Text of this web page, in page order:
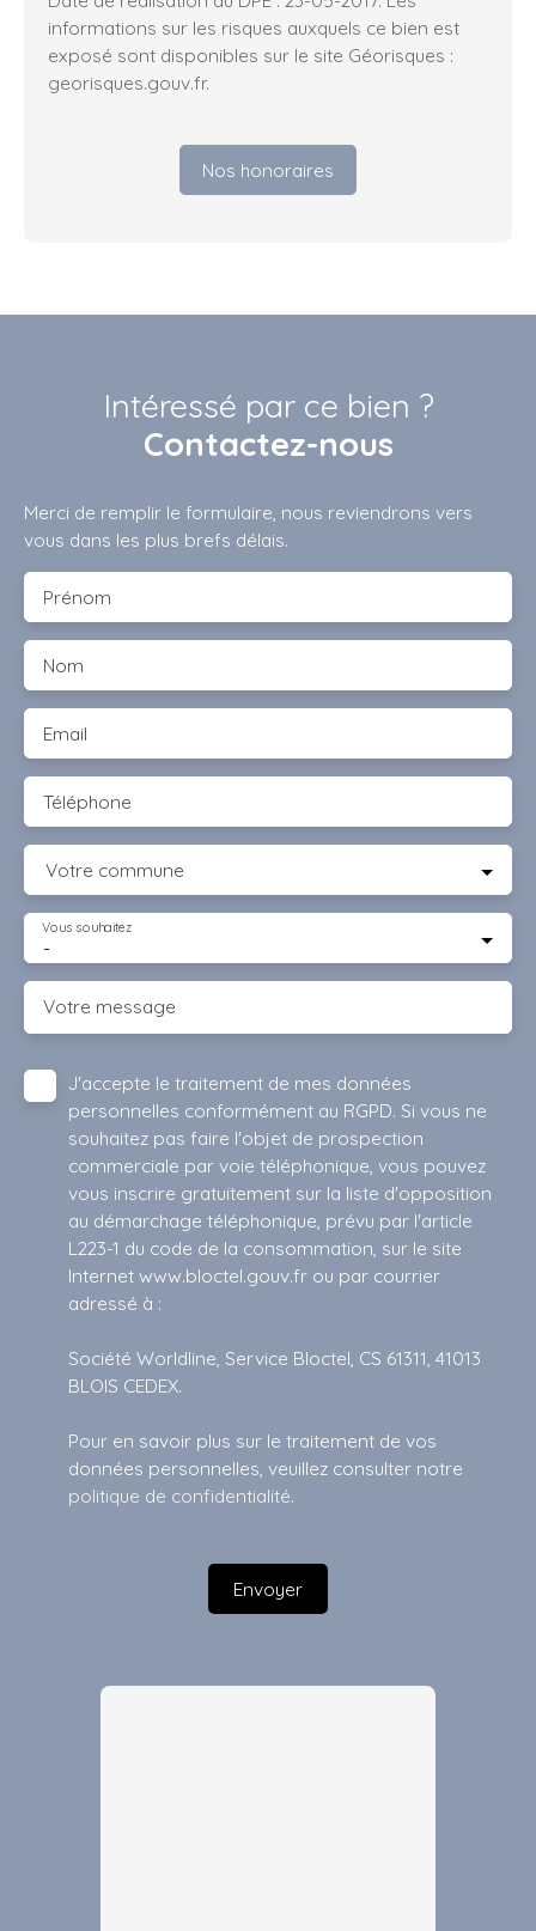
informations sur les risques auxquels ce bien est
exposé sont disponibles sur le site Géorisques :
georisques.gouv.fr.
Nos honoraires
Intéressé par ce bien ?
Contactez-nous
Merci de remplir le formulaire, nous reviendrons vers
vous dans les plus brefs délais.
Prénom
Nom
Email
Téléphone
Votre commune
-
Vous souhaitez
Votre message
J'accepte le traitement de mes données
personnelles conformément au RGPD. Si vous ne
souhaitez pas faire l'objet de prospection
commerciale par voie téléphonique, vous pouvez
vous inscrire gratuitement sur la liste d'opposition
au démarchage téléphonique, prévu par l'article
L223-1 du code de la consommation, sur le site
Internet www.bloctel.gouv.fr ou par courrier
adressé à :
Société Worldline, Service Bloctel, CS 61311, 41013
BLOIS CEDEX.
Pour en savoir plus sur le traitement de vos
données personnelles, veuillez consulter notre
politique de confidentialité.
Envoyer